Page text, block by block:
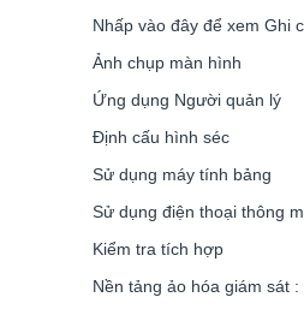
Nhấp vào đây để xem Ghi
Ảnh chụp màn hình
Ứng dụng Người quản lý
Định cấu hình séc
Sử dụng máy tính bảng
Sử dụng điện thoại thông
Kiểm tra tích hợp
Nền tảng ảo hóa giám sát